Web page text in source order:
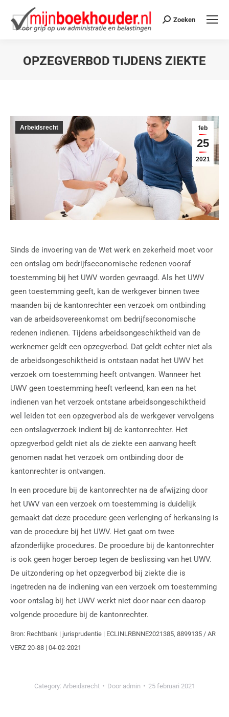
Zoeken
OPZEGVERBOD TIJDENS ZIEKTE
feb
25
2021
Arbeidsrecht
Sinds de invoering van de Wet werk en zekerheid moet voor
een ontslag om bedrijfseconomische redenen vooraf
toestemming bij het UWV worden gevraagd. Als het UWV
geen toestemming geeft, kan de werkgever binnen twee
maanden bij de kantonrechter een verzoek om ontbinding
van de arbeidsovereenkomst om bedrijfseconomische
redenen indienen. Tijdens arbeidsongeschiktheid van de
werknemer geldt een opzegverbod. Dat geldt echter niet als
de arbeidsongeschiktheid is ontstaan nadat het UWV het
verzoek om toestemming heeft ontvangen. Wanneer het
UWV geen toestemming heeft verleend, kan een na het
indienen van het verzoek ontstane arbeidsongeschiktheid
wel leiden tot een opzegverbod als de werkgever vervolgens
een ontslagverzoek indient bij de kantonrechter. Het
opzegverbod geldt niet als de ziekte een aanvang heeft
genomen nadat het verzoek om ontbinding door de
kantonrechter is ontvangen.
In een procedure bij de kantonrechter na de afwijzing door
het UWV van een verzoek om toestemming is duidelijk
gemaakt dat deze procedure geen verlenging of herkansing is
van de procedure bij het UWV. Het gaat om twee
afzonderlijke procedures. De procedure bij de kantonrechter
is ook geen hoger beroep tegen de beslissing van het UWV.
De uitzondering op het opzegverbod bij ziekte die is
ingetreden na de indiening van een verzoek om toestemming
voor ontslag bij het UWV werkt niet door naar een daarop
volgende procedure bij de kantonrechter.
Bron: Rechtbank | jurisprudentie | ECLINLRBNNE2021385, 8899135 / AR
VERZ 20-88 | 04-02-2021
Category: Arbeidsrecht Door admin 25 februari 2021